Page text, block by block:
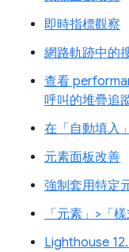
即時指標觀察
網路軌跡中的
查看
呼叫的堆疊追
在「自動填入
元素面板改善
強制套用特定
「元素」>「
Lighthouse